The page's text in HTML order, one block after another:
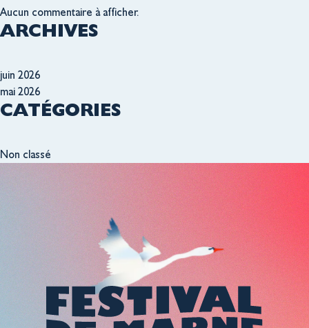
Aucun commentaire à afficher.
ARCHIVES
juin 2026
mai 2026
CATÉGORIES
Non classé